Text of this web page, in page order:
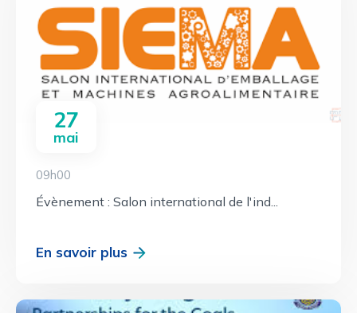
27
mai
09h00
Évènement : Salon international de l'ind...
En savoir plus